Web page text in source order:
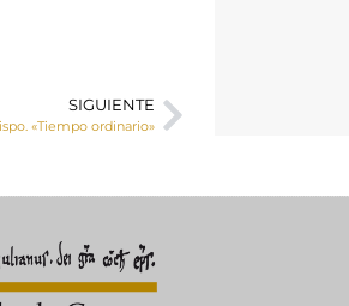
SIGUIENTE
«Tiempo ordinario»